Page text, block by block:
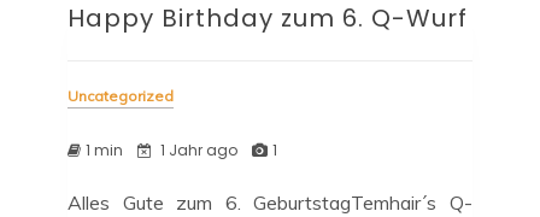
Happy Birthday zum 6. Q-Wurf
Uncategorized
1 min 1 Jahr ago 1
Alles Gute zum 6. GeburtstagTemhair´s Q-